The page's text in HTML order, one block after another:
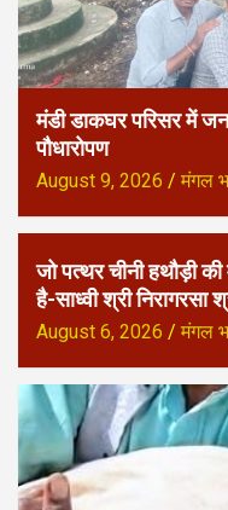
मंडी डाकघर परिसर में
पौधारोपण
August 9, 2026 मंगल
जो पत्थर चीनी हथौड़ी
है-साध्वी श्री निरागरसा
August 6, 2026 मंगल